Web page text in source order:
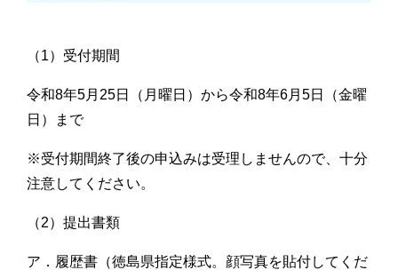
（1）受付期間
令和8年5月25日（月曜日）から令和8年6月5日（金曜
日）まで
※受付期間終了後の申込みは受理しませんので、十分
注意してください。
（2）提出書類
ア．履歴書（徳島県指定様式。顔写真を貼付してくだ